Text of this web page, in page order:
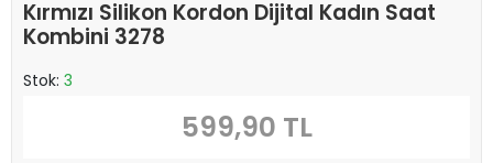
Kırmızı Silikon Kordon Dijital Kadın Saat
Kombini 3278
Stok: 3
599,90 TL